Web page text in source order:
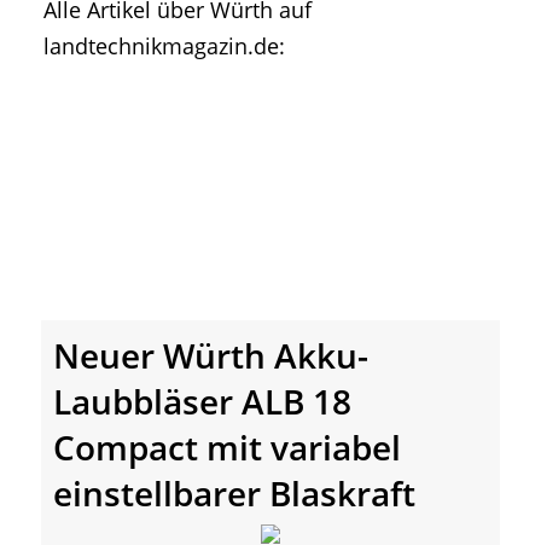
• Geschichte und Geschichten
• Messen und Veranstaltungen
Alle Artikel über Würth auf
landtechnikmagazin.de:
Neuer Würth Akku-
Laubbläser ALB 18
Compact mit variabel
einstellbarer Blaskraft